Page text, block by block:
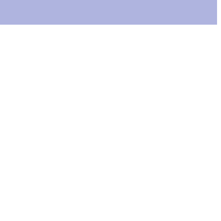
para além das nossas obrigações contratuais de manter os
«iguais» da concorrência. É preciso olhar para o cumprimento
que o preço sugere :)
um servidor à experiência, não és obrigado a renovar nem a
de uma configuração padrão de servidor dedicado, a instalação